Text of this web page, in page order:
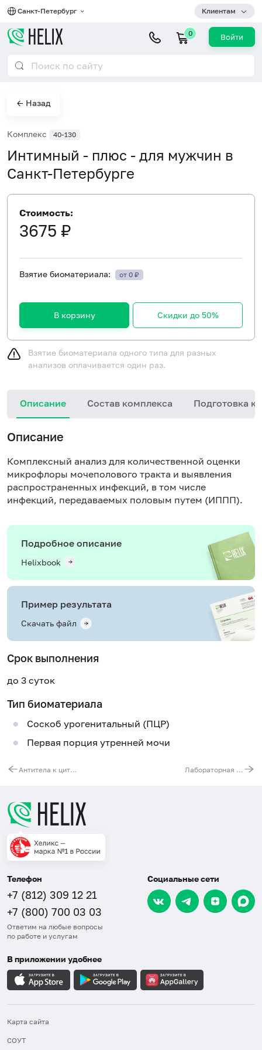
Санкт-Петербург Клиентам
0 Войти
← Назад
Комплекс 40-130
Интимный - плюс - для мужчин в
Санкт-Петербурге
Стоимость:
3675 ₽
Взятие биоматериала: от 0 ₽
В корзину Скидки до 50%
Взятие биоматериала одного типа для разных
анализов оплачивается один раз.
Описание Состав комплекса Подготовка к
Описание
Комплексный анализ для количественной оценки
микрофлоры мочеполового тракта и выявления
распространенных инфекций, в том числе
инфекций, передаваемых половым путем (ИППП).
Подробное описание
Helixbook
Пример результата
Скачать файл
Срок выполнения
до 3 суток
Тип биоматериала
Соскоб урогенитальный (ПЦР)
Первая порция утренней мочи
Антитела к цитомегаловирусу (Cytomegalovirus, IgG) с определением авидности Лабораторная диагностика железодефицитной анемии
Телефон
+7 (812) 309 12 21
+7 (800) 700 03 03
Ответим на любые вопросы
по работе и услугам
Социальные сети
В приложении удобнее
Карта сайта
СОУТ